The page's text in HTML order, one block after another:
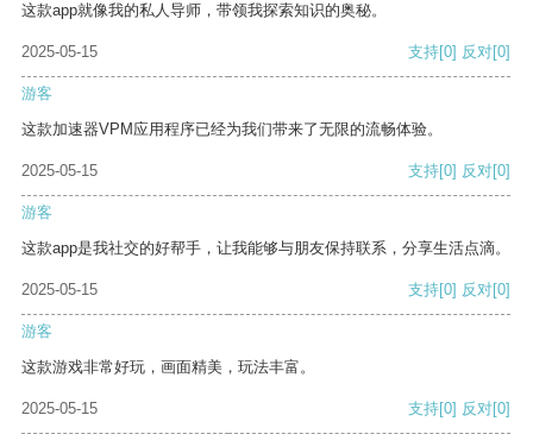
这款app就像我的私人导师，带领我探索知识的奥秘。
2025-05-15 支持[0] 反对[0]
游客
这款加速器VPM应用程序已经为我们带来了无限的流畅体验。
2025-05-15 支持[0] 反对[0]
游客
这款app是我社交的好帮手，让我能够与朋友保持联系，分享生活点滴。
2025-05-15 支持[0] 反对[0]
游客
这款游戏非常好玩，画面精美，玩法丰富。
2025-05-15 支持[0] 反对[0]